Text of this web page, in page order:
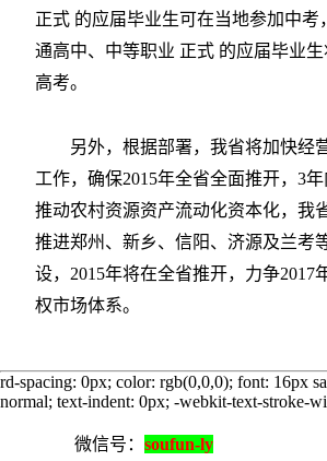
正式 的应届毕业生可在当地参加中考
通高中、中等职业 正式 的应届毕业
高考。
另外，根据部署，我省将加快经
工作，确保2015年全省全面推开，3
推动农村资源资产流动化资本化，我
推进郑州、新乡、信阳、济源及兰考
设，2015年将在全省推开，力争2017
权市场体系。
rd-spacing: 0px; color: rgb(0,0,0); font: 16px
normal; text-indent: 0px; -webkit-text-stroke-
微信号： soufun-ly